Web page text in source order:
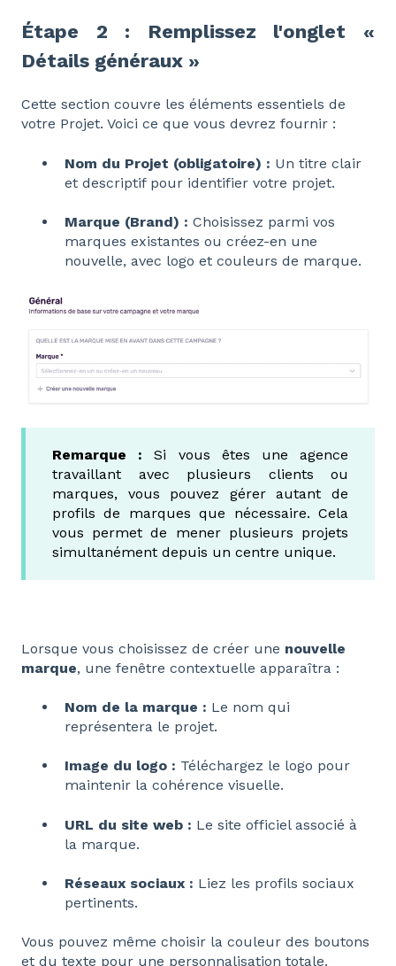
Étape 2 : Remplissez l'onglet «
Détails généraux »
Cette section couvre les éléments essentiels de
votre Projet. Voici ce que vous devrez fournir :
Nom du Projet (obligatoire) : Un titre clair
et descriptif pour identifier votre projet.
Marque (Brand) : Choisissez parmi vos
marques existantes ou créez-en une
nouvelle, avec logo et couleurs de marque.
Remarque :Si vous êtes une agence
travaillant avec plusieurs clients ou
marques, vous pouvez gérer autant de
profils de marques que nécessaire. Cela
vous permet de mener plusieurs projets
simultanément depuis un centre unique.
Lorsque vous choisissez de créer une nouvelle
marque, une fenêtre contextuelle apparaîtra :
Nom de la marque : Le nom qui
représentera le projet.
Image du logo : Téléchargez le logo pour
maintenir la cohérence visuelle.
URL du site web : Le site officiel associé à
la marque.
Réseaux sociaux : Liez les profils sociaux
pertinents.
Vous pouvez même choisir la couleur des boutons
et du texte pour une personnalisation totale.